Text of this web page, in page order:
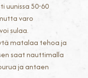
uunissa 50-60
varo
sulaa.
matalaa tehoa ja
saat nauttimalla
ja antaen